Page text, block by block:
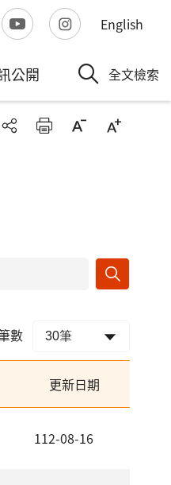
English
公開 全文檢索
數
更新日期
112-08-16